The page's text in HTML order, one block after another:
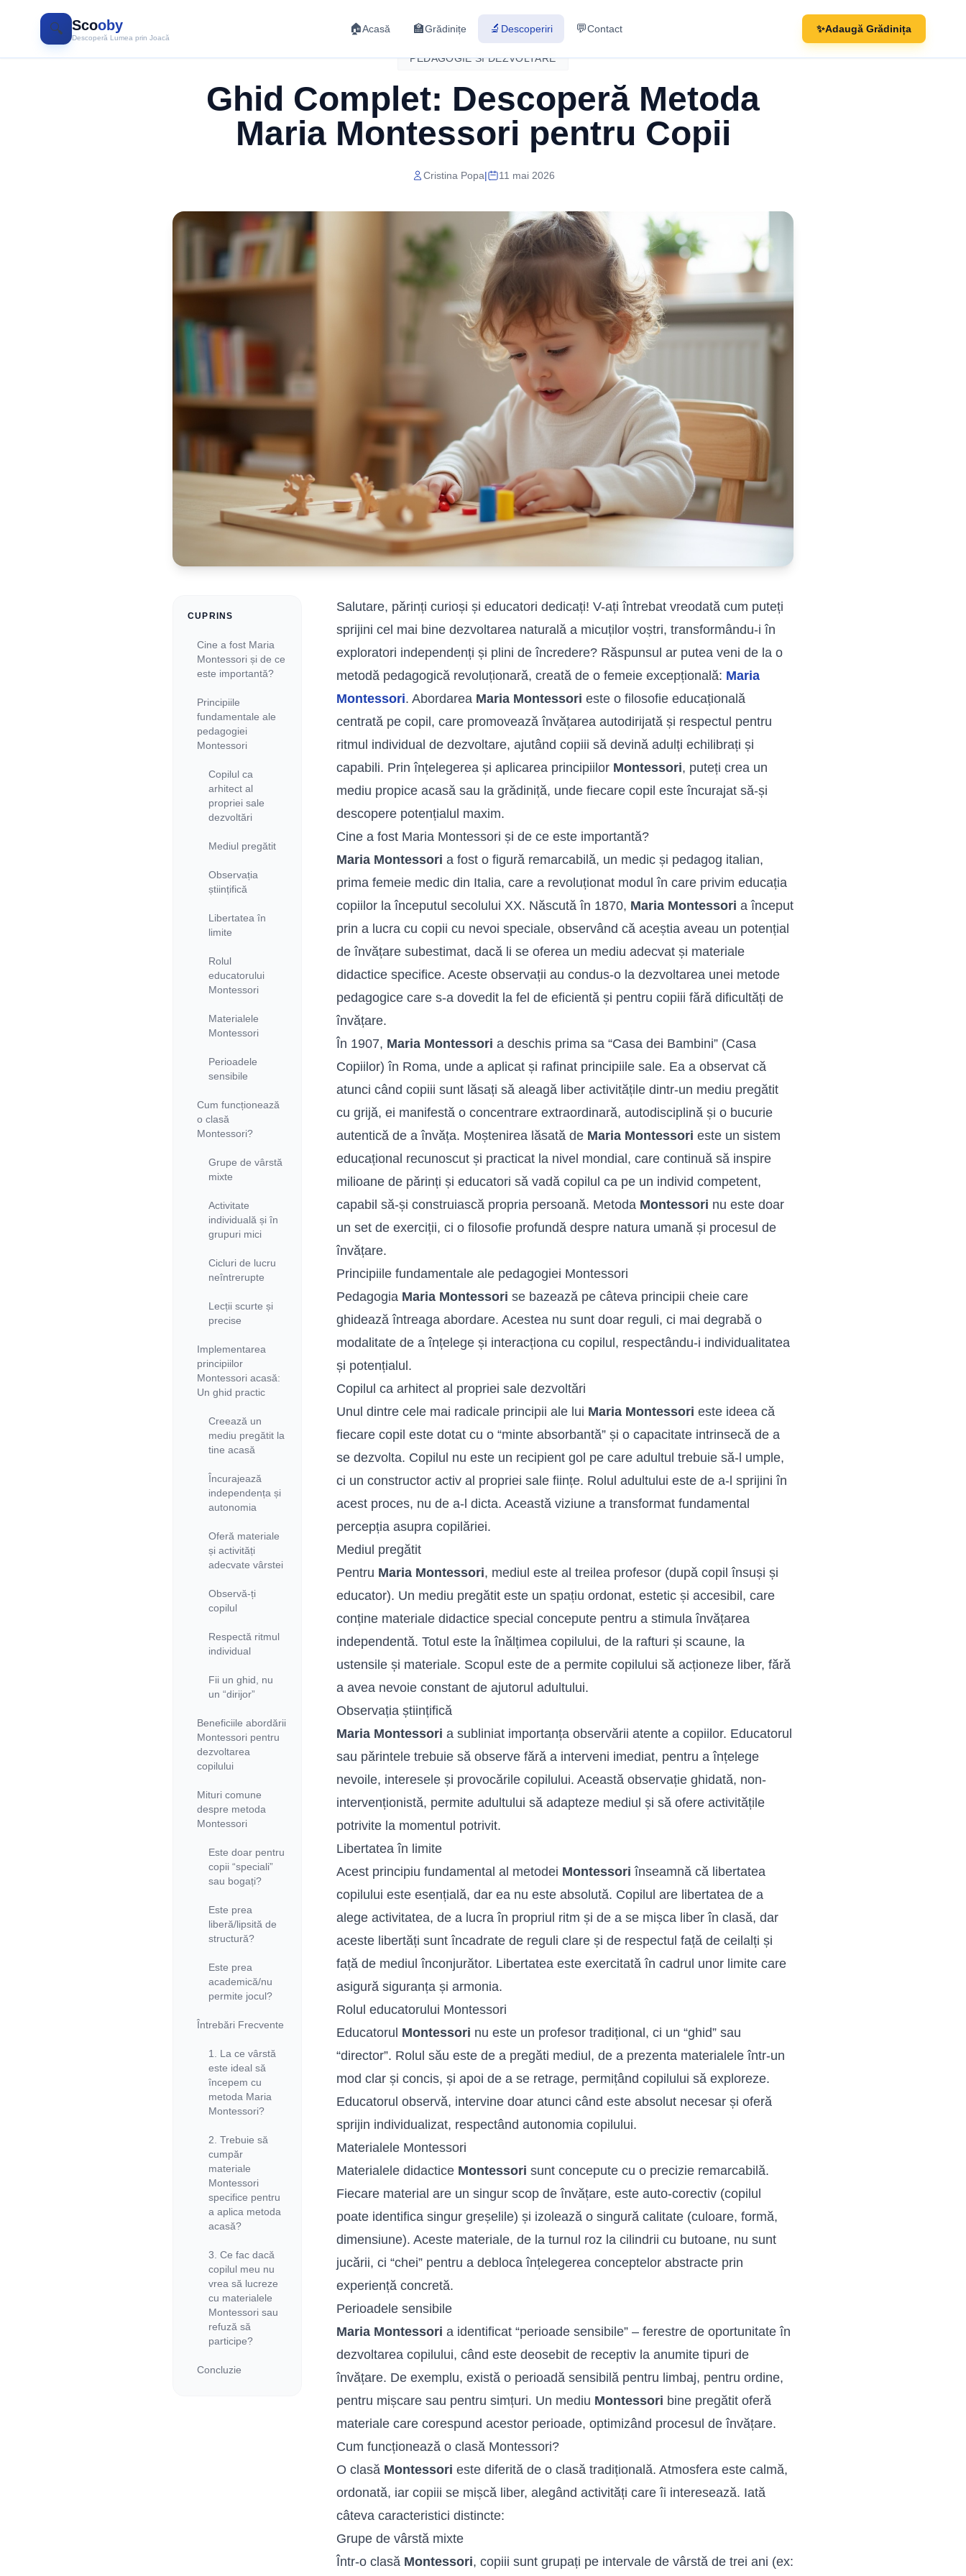
🔍 Scooby
Descoperă Lumea prin Joacă
🏠Acasă 🏫Grădinițe 🔬 Descoperiri 💬Contact ✨Adaugă Grădinița
PEDAGOGIE SI DEZVOLTARE
Ghid Complet: Descoperă Metoda
Maria Montessori pentru Copii
Cristina Popa| 11 mai 2026
CUPRINS
Cine a fost Maria
Montessori și de ce
este importantă?
Principiile
fundamentale ale
pedagogiei
Montessori
Copilul ca
arhitect al
propriei sale
dezvoltări
Mediul pregătit
Observația
științifică
Libertatea în
limite
Rolul
educatorului
Montessori
Materialele
Montessori
Perioadele
sensibile
Cum funcționează
o clasă
Montessori?
Grupe de vârstă
mixte
Activitate
individuală și în
grupuri mici
Cicluri de lucru
neîntrerupte
Lecții scurte și
precise
Implementarea
principiilor
Montessori acasă:
Un ghid practic
Creează un
mediu pregătit la
tine acasă
Încurajează
independența și
autonomia
Oferă materiale
și activități
adecvate vârstei
Observă-ți
copilul
Respectă ritmul
individual
Fii un ghid, nu
un “dirijor”
Beneficiile abordării
Montessori pentru
dezvoltarea
copilului
Mituri comune
despre metoda
Montessori
Este doar pentru
copii “speciali”
sau bogați?
Este prea
liberă/lipsită de
structură?
Este prea
academică/nu
permite jocul?
Întrebări Frecvente
1. La ce vârstă
este ideal să
începem cu
metoda Maria
Montessori?
2. Trebuie să
cumpăr
materiale
Montessori
specifice pentru
a aplica metoda
acasă?
3. Ce fac dacă
copilul meu nu
vrea să lucreze
cu materialele
Montessori sau
refuză să
participe?
Concluzie
Salutare, părinți curioși și educatori dedicați! V-ați întrebat vreodată cum puteți
sprijini cel mai bine dezvoltarea naturală a micuților voștri, transformându-i în
exploratori independenți și plini de încredere? Răspunsul ar putea veni de la o
metodă pedagogică revoluționară, creată de o femeie excepțională: Maria
Montessori. Abordarea Maria Montessori este o filosofie educațională
centrată pe copil, care promovează învățarea autodirijată și respectul pentru
ritmul individual de dezvoltare, ajutând copiii să devină adulți echilibrați și
capabili. Prin înțelegerea și aplicarea principiilor Montessori, puteți crea un
mediu propice acasă sau la grădiniță, unde fiecare copil este încurajat să-și
descopere potențialul maxim.
Cine a fost Maria Montessori și de ce este importantă?
Maria Montessori a fost o figură remarcabilă, un medic și pedagog italian,
prima femeie medic din Italia, care a revoluționat modul în care privim educația
copiilor la începutul secolului XX. Născută în 1870, Maria Montessori a început
prin a lucra cu copii cu nevoi speciale, observând că aceștia aveau un potențial
de învățare subestimat, dacă li se oferea un mediu adecvat și materiale
didactice specifice. Aceste observații au condus-o la dezvoltarea unei metode
pedagogice care s-a dovedit la fel de eficientă și pentru copiii fără dificultăți de
învățare.
În 1907, Maria Montessori a deschis prima sa “Casa dei Bambini” (Casa
Copiilor) în Roma, unde a aplicat și rafinat principiile sale. Ea a observat că
atunci când copiii sunt lăsați să aleagă liber activitățile dintr-un mediu pregătit
cu grijă, ei manifestă o concentrare extraordinară, autodisciplină și o bucurie
autentică de a învăța. Moștenirea lăsată de Maria Montessori este un sistem
educațional recunoscut și practicat la nivel mondial, care continuă să inspire
milioane de părinți și educatori să vadă copilul ca pe un individ competent,
capabil să-și construiască propria persoană. Metoda Montessori nu este doar
un set de exerciții, ci o filosofie profundă despre natura umană și procesul de
învățare.
Principiile fundamentale ale pedagogiei Montessori
Pedagogia Maria Montessori se bazează pe câteva principii cheie care
ghidează întreaga abordare. Acestea nu sunt doar reguli, ci mai degrabă o
modalitate de a înțelege și interacționa cu copilul, respectându-i individualitatea
și potențialul.
Copilul ca arhitect al propriei sale dezvoltări
Unul dintre cele mai radicale principii ale lui Maria Montessori este ideea că
fiecare copil este dotat cu o “minte absorbantă” și o capacitate intrinsecă de a
se dezvolta. Copilul nu este un recipient gol pe care adultul trebuie să-l umple,
ci un constructor activ al propriei sale ființe. Rolul adultului este de a-l sprijini în
acest proces, nu de a-l dicta. Această viziune a transformat fundamental
percepția asupra copilăriei.
Mediul pregătit
Pentru Maria Montessori, mediul este al treilea profesor (după copil însuși și
educator). Un mediu pregătit este un spațiu ordonat, estetic și accesibil, care
conține materiale didactice special concepute pentru a stimula învățarea
independentă. Totul este la înălțimea copilului, de la rafturi și scaune, la
ustensile și materiale. Scopul este de a permite copilului să acționeze liber, fără
a avea nevoie constant de ajutorul adultului.
Observația științifică
Maria Montessori a subliniat importanța observării atente a copiilor. Educatorul
sau părintele trebuie să observe fără a interveni imediat, pentru a înțelege
nevoile, interesele și provocările copilului. Această observație ghidată, non-
intervenționistă, permite adultului să adapteze mediul și să ofere activitățile
potrivite la momentul potrivit.
Libertatea în limite
Acest principiu fundamental al metodei Montessori înseamnă că libertatea
copilului este esențială, dar ea nu este absolută. Copilul are libertatea de a
alege activitatea, de a lucra în propriul ritm și de a se mișca liber în clasă, dar
aceste libertăți sunt încadrate de reguli clare și de respectul față de ceilalți și
față de mediul înconjurător. Libertatea este exercitată în cadrul unor limite care
asigură siguranța și armonia.
Rolul educatorului Montessori
Educatorul Montessori nu este un profesor tradițional, ci un “ghid” sau
“director”. Rolul său este de a pregăti mediul, de a prezenta materialele într-un
mod clar și concis, și apoi de a se retrage, permițând copilului să exploreze.
Educatorul observă, intervine doar atunci când este absolut necesar și oferă
sprijin individualizat, respectând autonomia copilului.
Materialele Montessori
Materialele didactice Montessori sunt concepute cu o precizie remarcabilă.
Fiecare material are un singur scop de învățare, este auto-corectiv (copilul
poate identifica singur greșelile) și izolează o singură calitate (culoare, formă,
dimensiune). Aceste materiale, de la turnul roz la cilindrii cu butoane, nu sunt
jucării, ci “chei” pentru a debloca înțelegerea conceptelor abstracte prin
experiență concretă.
Perioadele sensibile
Maria Montessori a identificat “perioade sensibile” – ferestre de oportunitate în
dezvoltarea copilului, când este deosebit de receptiv la anumite tipuri de
învățare. De exemplu, există o perioadă sensibilă pentru limbaj, pentru ordine,
pentru mișcare sau pentru simțuri. Un mediu Montessori bine pregătit oferă
materiale care corespund acestor perioade, optimizând procesul de învățare.
Cum funcționează o clasă Montessori?
O clasă Montessori este diferită de o clasă tradițională. Atmosfera este calmă,
ordonată, iar copiii se mișcă liber, alegând activități care îi interesează. Iată
câteva caracteristici distincte:
Grupe de vârstă mixte
Într-o clasă Montessori, copiii sunt grupați pe intervale de vârstă de trei ani (ex: